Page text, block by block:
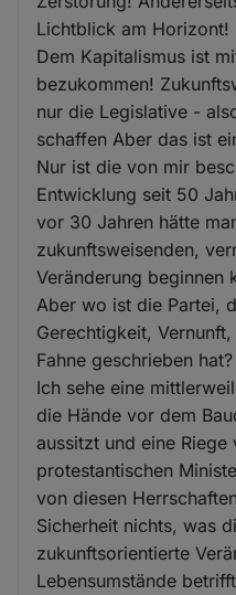
Lichtblick am Horizont!
Dem Kapitalismus ist
bezukommen!
nur die Legislative -
schaffen Aber das ist
Nur ist die von mir
Entwicklung seit 50
vor 30 Jahren hätte
zukunftsweisenden,
Veränderung beginnen
Aber wo ist die Partei,
Gerechtigkeit,
Fahne geschrieben
Ich sehe eine
die Hände vor dem
aussitzt und eine
protestantischen
von diesen
Sicherheit nichts, was
zukunftsorientierte
Lebensumstände